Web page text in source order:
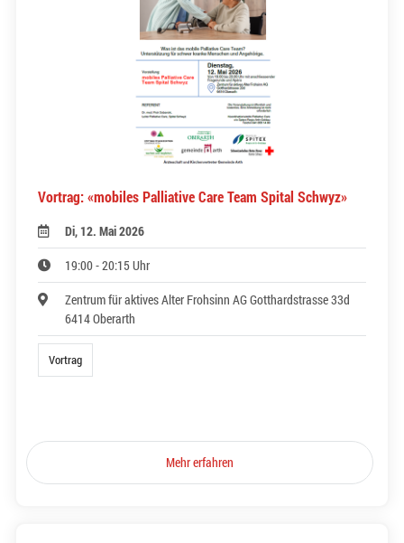
Vortrag: «mobiles Palliative Care Team Spital Schwyz»
Di, 12. Mai 2026
19:00 - 20:15 Uhr
Zentrum für aktives Alter Frohsinn AG Gotthardstrasse 33d
6414 Oberarth
Vortrag
Mehr erfahren